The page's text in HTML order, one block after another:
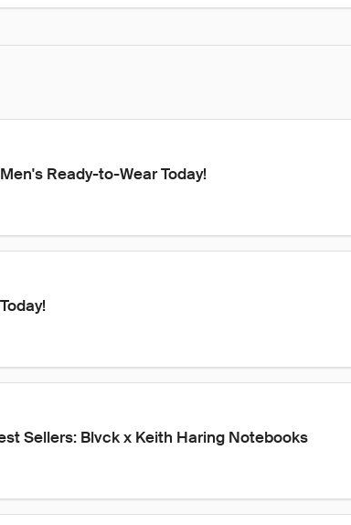
Ready-to-Wear Today!
Sellers: Blvck x Keith Haring Notebooks